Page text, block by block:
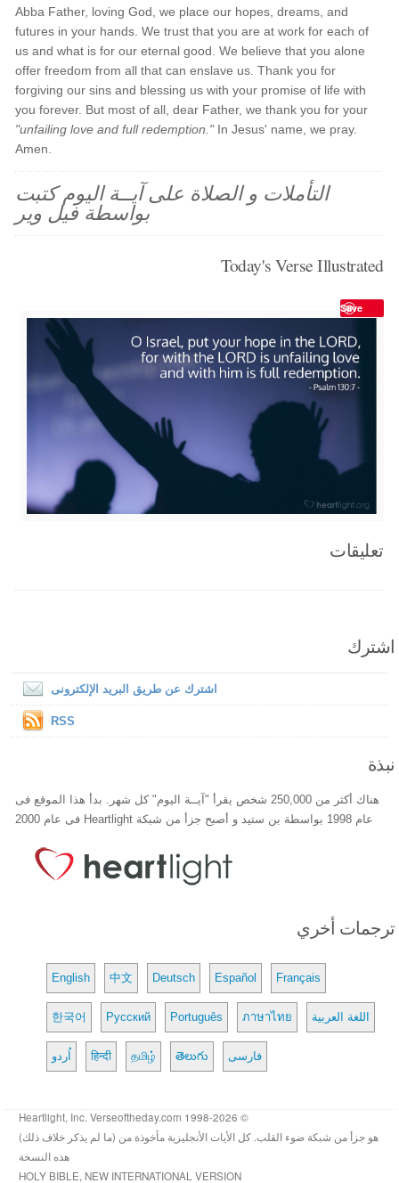
Abba Father, loving God, we place our hopes, dreams, and
futures in your hands. We trust that you are at work for each of
us and what is for our eternal good. We believe that you alone
offer freedom from all that can enslave us. Thank you for
forgiving our sins and blessing us with your promise of life with
you forever. But most of all, dear Father, we thank you for your
"unfailing love and full redemption."In Jesus' name, we pray.
Amen.
التأملات و الصلاة على آيــة اليوم كتبت
بواسطة فيل وير
Today's Verse Illustrated
Save
تعليقات
اشترك
اشترك عن طريق البريد الإلكترونى
RSS
نبذة
هناك أكثر من 250,000 شخص يقرأ "آيــة اليوم" كل شهر. بدأ هذا الموقع فى
عام 1998 بواسطة بن ستيد و أصبح جزأ من شبكة Heartlight فى عام 2000
ترجمات أخري
English 中文 Deutsch Español Français
한국어 Русский Português ภาษาไทย اللغة العربية
اُردو हिन्दी தமிழ் తెలుగు فارسی
© 1998-2026 Heartlight, Inc. Verseoftheday.com
هو جزأ من شبكة ضوء القلب. كل الأيات الأنجليزية مأخوذة من (ما لم يذكر خلاف ذلك)
هذه النسخة
HOLY BIBLE, NEW INTERNATIONAL VERSION